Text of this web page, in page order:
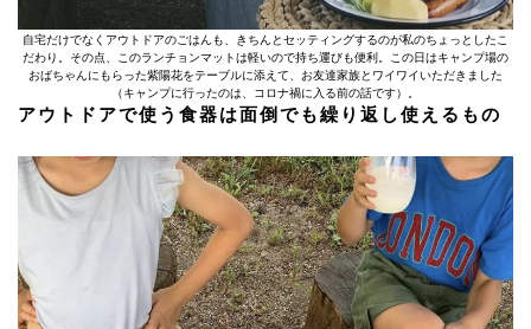
自宅だけでなくアウトドアのごはんも、きちんとセッティングするのが私のちょっとしたこ
だわり。その点、このランチョンマットは軽いので持ち運びも便利。この日はキャンプ場の
おばちゃんにもらった紫陽花をテーブルに添えて、お友達家族とワイワイいただきました
（キャンプに行ったのは、コロナ禍に入る前の話です）。
アウトドアで使う食器は面倒でも繰り返し使えるもの